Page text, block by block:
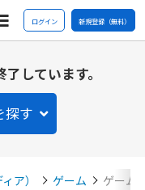
ログイン 新規登録（無料）
しています。
探す
ア） ゲーム ゲーム